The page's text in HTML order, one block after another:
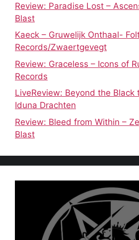
Review: Paradise Lost –
Blast
Kaeck – Gruwelijk Onthaal-
Records/Zwaertgevegt
Review: Graceless – Icons of
Records
LiveReview: Beyond the Black
Iduna Drachten
Review: Bleed from Within –
Blast